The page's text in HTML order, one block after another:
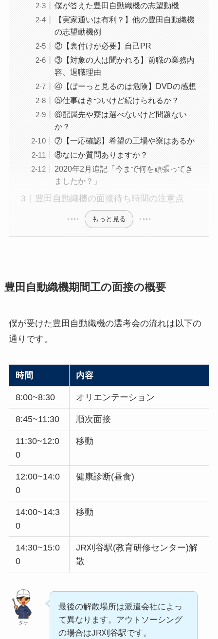
僕が答えた豊田自動織機の志望動機
【実家通いは有利？】他の豊田自動織機
の志望動機例
②【裏付けが必要】自己PR
③【対象の人は聞かれる】前職の業務内
容、退職理由
④【ぼーっと見るのは危険】DVDの感想
⑤仕事はきついけど続けられるか？
⑥配属先や寮は選べないけど問題ない
か？
⑦【一応確認】希望の工場や寮はあるか
⑧なにか質問ありますか？
2020年2月追記「今まで何を頑張ってき
ましたか？」
豊田自動織機の面接待ち時間の注意点
もっと見る
豊田自動織機期間工の面接の概要
僕が受けた豊田自動織機の選考会の流れは以下の
通りです。
時間 内容
8:00~8:30 オリエンテーション
8:45~11:30 順次面接
11:30~12:0
0
移動
12:00~14:0
0
健康診断(昼食)
14:00~14:3
0
移動
14:30~15:0
0
JR刈谷駅(教育研修センター)解
散
タケ
最後の解散場所は派遣会社によっ
て異なります。アウトソーシング
の場合はJR刈谷駅です。